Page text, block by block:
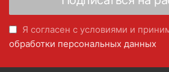
Я согласен с условиями и
обработки персональных данных